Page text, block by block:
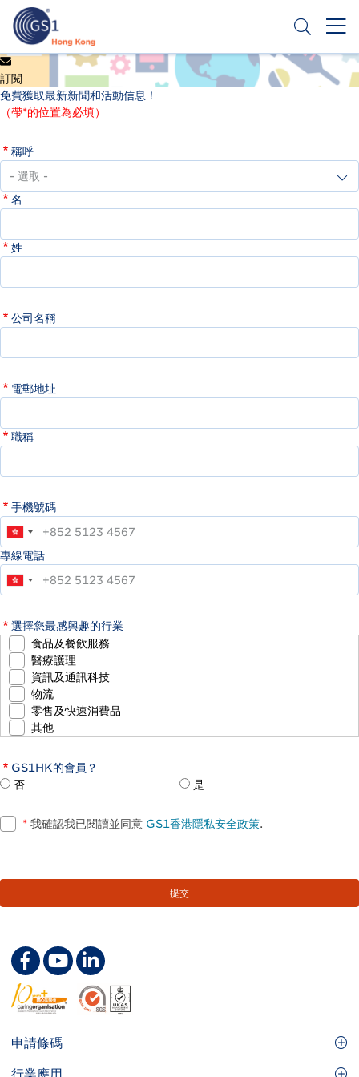
內
容
Header
Top
Second
Menu
申請條碼
訂閱
免費獲取最新新聞和活動信息！
（帶*的位置為必填）
稱呼
名
姓
公司名稱
電郵地址
職稱
手機號碼
專線電話
選擇您最感興趣的行業
食品及餐飲服務
醫療護理
資訊及通訊科技
物流
零售及快速消費品
其他
GS1HK的會員？
否
是
* 我確認我已閱讀並同意 GS1香港隱私安全政策.
Footer
Site
申請條碼
GS1條碼